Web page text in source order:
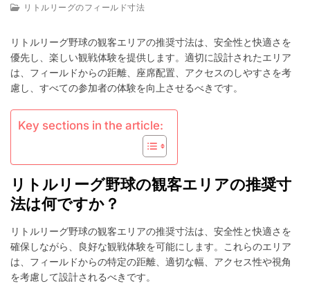
リ
ー
グ
野
の
寸
ィ
ー
ル
ド
リトルリーグのフィールド寸法
リトルリーグ野球の観客エリアの推奨寸法は、安全性と快適さを
優先し、楽しい観戦体験を提供します。適切に設計されたエリア
は、フィールドからの距離、座席配置、アクセスのしやすさを考
慮し、すべての参加者の体験を向上させるべきです。
Key sections in the article:
リトルリーグ野球の観客エリアの推奨寸
法は何ですか？
リトルリーグ野球の観客エリアの推奨寸法は、安全性と快適さを
確保しながら、良好な観戦体験を可能にします。これらのエリア
は、フィールドからの特定の距離、適切な幅、アクセス性や視角
を考慮して設計されるべきです。